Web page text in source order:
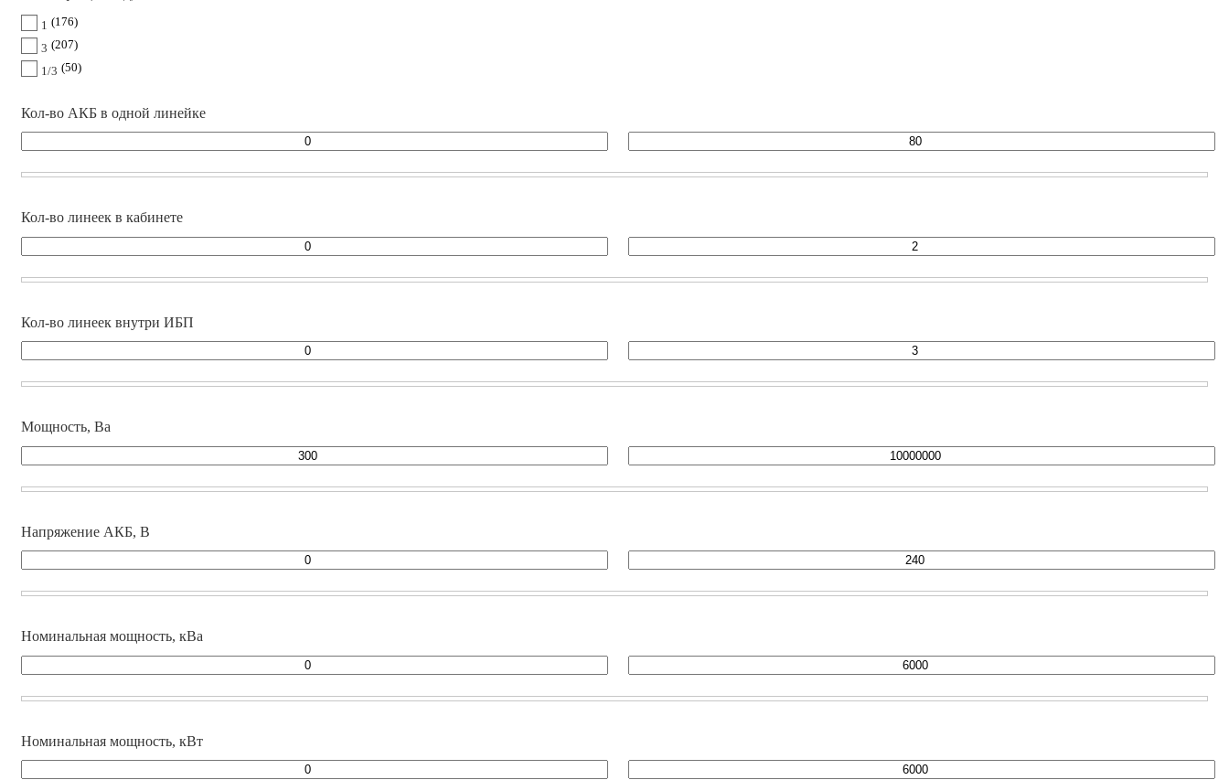
1
176
3 207
1/3 50
Кол-во АКБ в одной линейке
Кол-во линеек в кабинете
Кол-во линеек внутри ИБП
Мощность, Ва
Напряжение АКБ, В
Номинальная мощность, кВа
Номинальная мощность, кВт